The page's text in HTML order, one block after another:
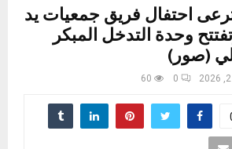
احتفال فريق جمعيات يد
وحدة التدخل المبكر
(صور)
0
60